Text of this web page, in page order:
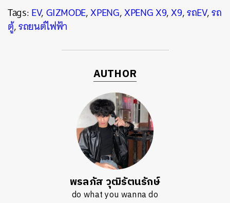
Tags:EV,GIZMODE,XPENG,XPENG X9,X9,รถEV,รถ
ตู้,รถยนต์ไฟฟ้า
AUTHOR
พรลภัส วุฒิรัตนรักษ์
do what you wanna do